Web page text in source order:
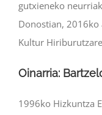
gutxieneko
Donostian, 2016ko
Kultur
Oinarria:
1996ko Hizkuntza